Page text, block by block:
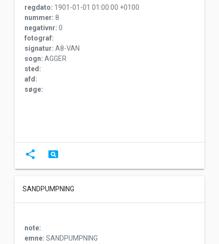
regdato: 1901-01-01 01:00:00 +0100
nummer: 8
negativnr: 0
fotograf:
signatur: A8-VAN
sogn: AGGER
sted:
afd:
søge:
share pageview
SANDPUMPNING
note:
emne: SANDPUMPNING